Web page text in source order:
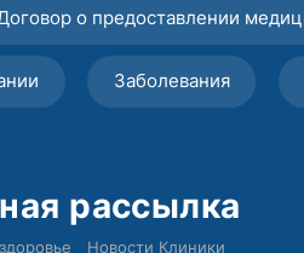
о предоставлении
Заболевания
рассылка
Новости Клиники